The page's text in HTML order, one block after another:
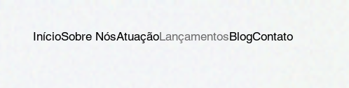
InícioSobre NósAtuaçãoLançamentosBlogContato